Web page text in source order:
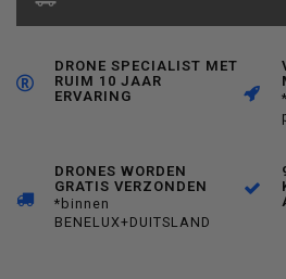
DRONE SPECIALIST MET
RUIM 10 JAAR
ERVARING
DRONES WORDEN
GRATIS VERZONDEN
*binnen
BENELUX+DUITSLAND